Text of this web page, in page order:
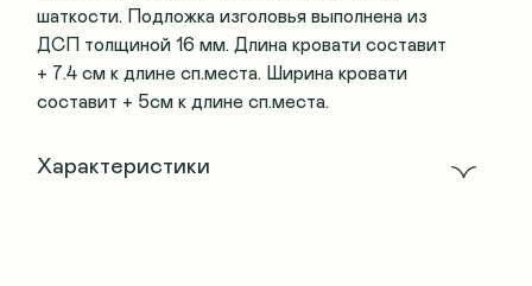
шаткости. Подложка изголовья выполнена из
ДСП толщиной 16 мм. Длина кровати составит
+ 7.4 см к длине сп.места. Ширина кровати
составит + 5см к длине сп.места.
Характеристики